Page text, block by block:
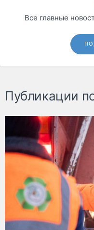
Все главные
Публикации